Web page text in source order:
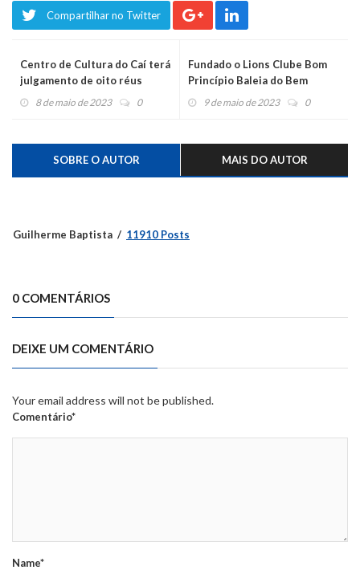
Compartilhar no Twitter
Centro de Cultura do Caí terá
julgamento de oito réus
acusados de homicídio com
8 de maio de 2023 0
Fundado o Lions Clube Bom
Princípio Baleia do Bem
9 de maio de 2023 0
SOBRE O AUTOR MAIS DO AUTOR
Guilherme Baptista 11910 Posts
0 COMENTÁRIOS
DEIXE UM COMENTÁRIO
Your email address will not be published.
Comentário*
Name*